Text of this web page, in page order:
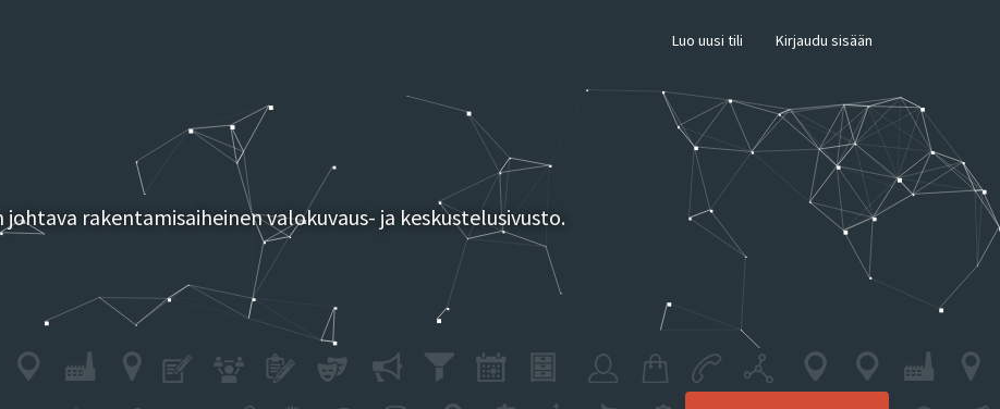
Luo uusi tili Kirjaudu sisään
rakentamisaiheinen valokuvaus- ja keskustelusivusto.